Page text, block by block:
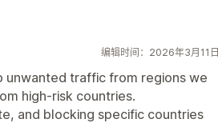
编辑时间：2026年3月11日
unwanted traffic from regions we
high-risk countries.
and blocking specific countries